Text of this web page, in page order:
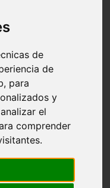
de
de
para
y
el
comprender